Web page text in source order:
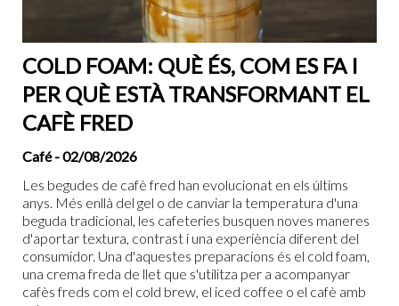
COLD FOAM: QUÈ ÉS, COM ES FA I
PER QUÈ ESTÀ TRANSFORMANT EL
CAFÈ FRED
Café- 02/08/2026
Les begudes de cafè fred han evolucionat en els últims
anys. Més enllà del gel o de canviar la temperatura d'una
beguda tradicional, les cafeteries busquen noves maneres
d'aportar textura, contrast i una experiència diferent del
consumidor. Una d'aquestes preparacions és el cold foam,
una crema freda de llet que s'utilitza per a acompanyar
cafès freds com el cold brew, el iced coffee o el cafè amb